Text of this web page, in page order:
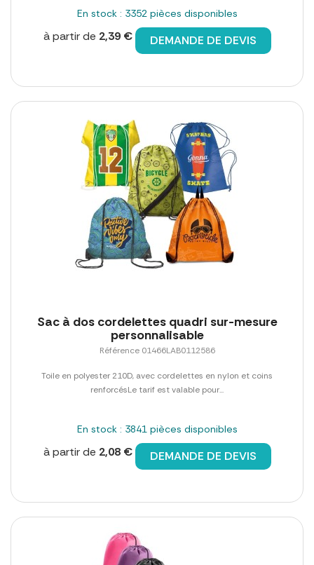
En stock : 3352 pièces disponibles
à partir de 2,39 € DEMANDE DE DEVIS
Sac à dos cordelettes quadri sur-mesure
personnalisable
Référence 01466LAB0112586
Toile en polyester 210D, avec cordelettes en nylon et coins
renforcésLe tarif est valable pour...
En stock : 3841 pièces disponibles
à partir de 2,08 € DEMANDE DE DEVIS